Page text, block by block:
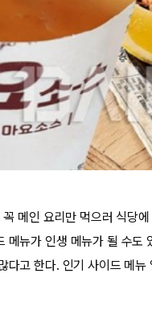
메인 요리만 먹으러 식당
메뉴가 인생 메뉴가 될 수
다고 한다. 인기 사이드 메